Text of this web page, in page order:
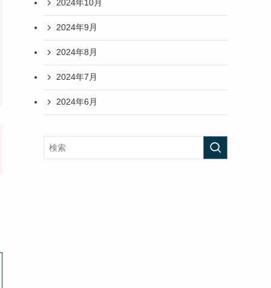
2024年10月
2024年9月
2024年8月
2024年7月
2024年6月